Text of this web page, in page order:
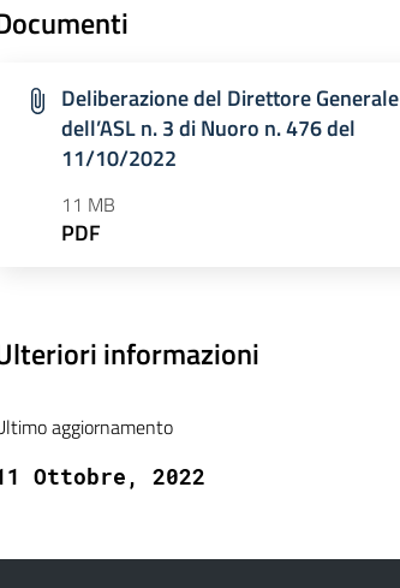
Deliberazione del Direttore Generale
dell’ASL n. 3 di Nuoro n. 476 del
11/10/2022
11 MB
PDF
informazioni
aggiornamento
Ottobre, 2022